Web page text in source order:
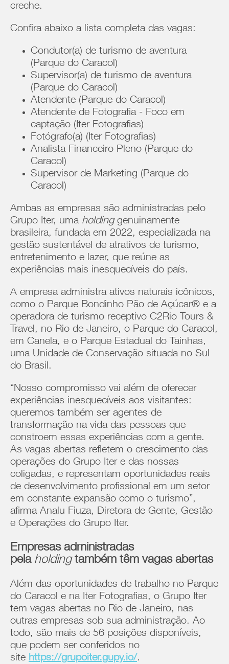
creche.
Confira abaixo a lista completa das vagas:
Condutor(a) de turismo de aventura
(Parque do Caracol)
Supervisor(a) de turismo de aventura
(Parque do Caracol)
Atendente (Parque do Caracol)
Atendente de Fotografia - Foco em
captação (Iter Fotografias)
Fotógrafo(a) (Iter Fotografias)
Analista Financeiro Pleno (Parque do
Caracol)
Supervisor de Marketing (Parque do
Caracol)
Ambas as empresas são administradas pelo
Grupo Iter, uma holdinggenuinamente
brasileira, fundada em 2022, especializada na
gestão sustentável de atrativos de turismo,
entretenimento e lazer, que reúne as
experiências mais inesquecíveis do país.
A empresa administra ativos naturais icônicos,
como o Parque Bondinho Pão de Açúcar® e a
operadora de turismo receptivo C2Rio Tours &
Travel, no Rio de Janeiro, o Parque do Caracol,
em Canela, e o Parque Estadual do Tainhas,
uma Unidade de Conservação situada no Sul
do Brasil.
“Nosso compromisso vai além de oferecer
experiências inesquecíveis aos visitantes:
queremos também ser agentes de
transformação na vida das pessoas que
constroem essas experiências com a gente.
As vagas abertas refletem o crescimento das
operações do Grupo Iter e das nossas
coligadas, e representam oportunidades reais
de desenvolvimento profissional em um setor
em constante expansão como o turismo”,
afirma Analu Fiuza, Diretora de Gente, Gestão
e Operações do Grupo Iter.
Empresas administradas
pela holdingtambém têm vagas abertas
Além das oportunidades de trabalho no Parque
do Caracol e na Iter Fotografias, o Grupo Iter
tem vagas abertas no Rio de Janeiro, nas
outras empresas sob sua administração. Ao
todo, são mais de 56 posições disponíveis,
que podem ser conferidos no
site https://grupoiter.gupy.io/.